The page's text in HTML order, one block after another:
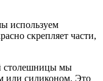
используем
скрепляет части,
столешницы мы
или силиконом. Это